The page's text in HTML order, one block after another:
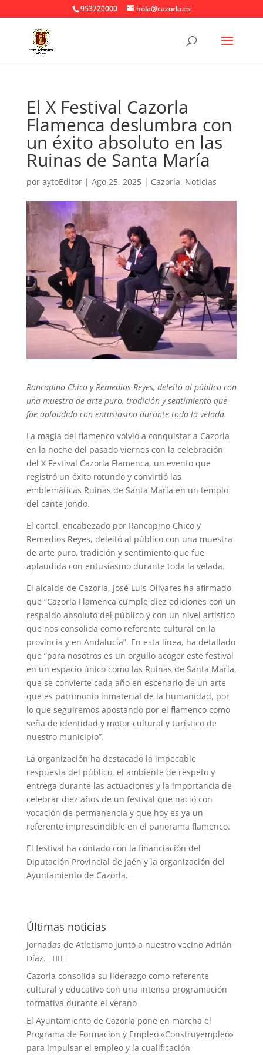
953720000 hola@cazorla.es
El X Festival Cazorla
Flamenca deslumbra con
un éxito absoluto en las
Ruinas de Santa María
por aytoEditor| Ago 25, 2025| Cazorla, Noticias
Rancapino Chico y Remedios Reyes, deleitó al público con
una muestra de arte puro, tradición y sentimiento que
fue aplaudida con entusiasmo durante toda la velada.
La magia del flamenco volvió a conquistar a Cazorla
en la noche del pasado viernes con la celebración
del X Festival Cazorla Flamenca, un evento que
registró un éxito rotundo y convirtió las
emblemáticas Ruinas de Santa María en un templo
del cante jondo.
El cartel, encabezado por Rancapino Chico y
Remedios Reyes, deleitó al público con una muestra
de arte puro, tradición y sentimiento que fue
aplaudida con entusiasmo durante toda la velada.
El alcalde de Cazorla, José Luis Olivares ha afirmado
que “Cazorla Flamenca cumple diez ediciones con un
respaldo absoluto del público y con un nivel artístico
que nos consolida como referente cultural en la
provincia y en Andalucía”. En esta línea, ha detallado
que “para nosotros es un orgullo acoger este festival
en un espacio único como las Ruinas de Santa María,
que se convierte cada año en escenario de un arte
que es patrimonio inmaterial de la humanidad, por
lo que seguiremos apostando por el flamenco como
seña de identidad y motor cultural y turístico de
nuestro municipio”.
La organización ha destacado la impecable
respuesta del público, el ambiente de respeto y
entrega durante las actuaciones y la importancia de
celebrar diez años de un festival que nació con
vocación de permanencia y que hoy es ya un
referente imprescindible en el panorama flamenco.
El festival ha contado con la financiación del
Diputación Provincial de Jaén y la organización del
Ayuntamiento de Cazorla.
Últimas noticias
Jornadas de Atletismo junto a nuestro vecino Adrián
Díaz. 🏃‍♀️🏃‍♂️
Cazorla consolida su liderazgo como referente
cultural y educativo con una intensa programación
formativa durante el verano
El Ayuntamiento de Cazorla pone en marcha el
Programa de Formación y Empleo «Construyempleo»
para impulsar el empleo y la cualificación